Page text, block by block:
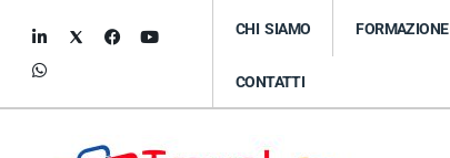
CHI SIAMO FORMAZIONE
CONTATTI